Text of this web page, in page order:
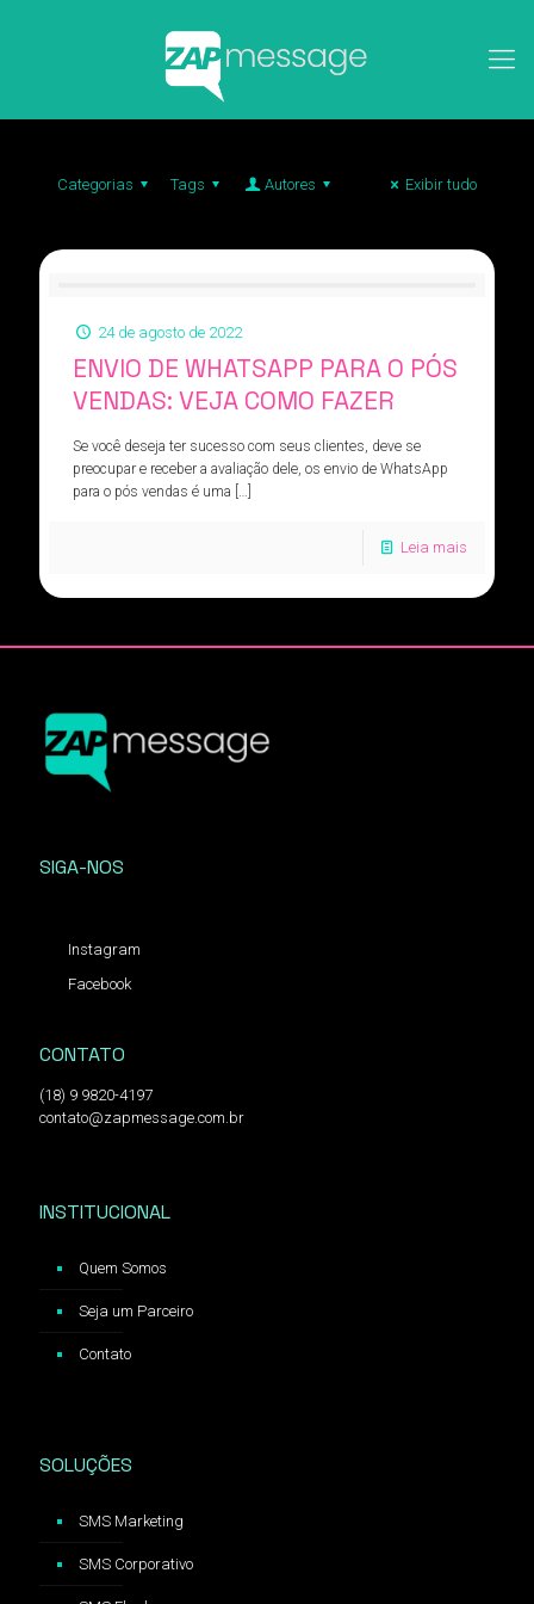
Categorias Tags Autores Exibir tudo
24 de agosto de 2022
ENVIO DE WHATSAPP PARA O PÓS
VENDAS: VEJA COMO FAZER
Se você deseja ter sucesso com seus clientes, deve se
preocupar e receber a avaliação dele, os envio de WhatsApp
para o pós vendas é uma […]
Leia mais
SIGA-NOS
Instagram
Facebook
CONTATO
(18) 9 9820-4197
contato@zapmessage.com.br
INSTITUCIONAL
Quem Somos
Seja um Parceiro
Contato
SOLUÇÕES
SMS Marketing
SMS Corporativo